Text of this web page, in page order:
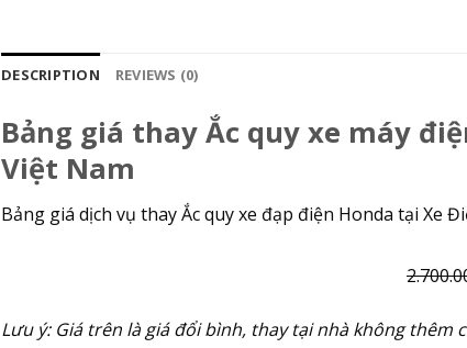
DESCRIPTION REVIEWS (0)
Bảng giá thay Ắc quy xe máy
Việt Nam
Bảng giá dịch vụ thay Ắc quy xe đạp điện Honda tại Xe
Lưu ý: Giá trên là giá đổi bình, thay tại nhà không thêm